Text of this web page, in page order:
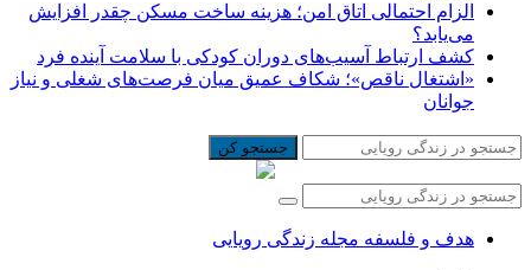
الزام احتمالی اتاق امن؛ هزینه ساخت مسکن چقدر افزایش
می‌یابد؟
کشف ارتباط آسیب‌های دوران کودکی با سلامت آینده فرد
«اشتغال ناقص»؛ شکاف عمیق میان فرصت‌های شغلی و نیاز
جوانان
جستجو کن
هدف و فلسفه مجله زندگی رویایی